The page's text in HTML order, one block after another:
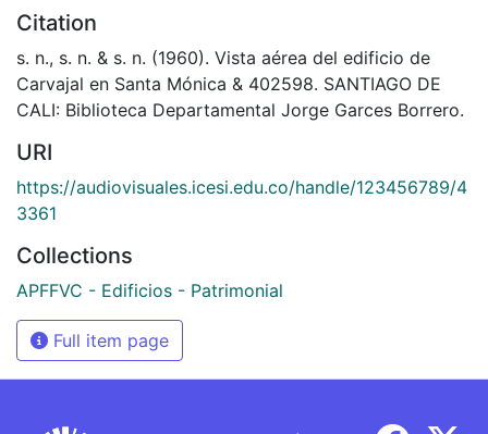
Citation
s. n., s. n. & s. n. (1960). Vista aérea del edificio de
Carvajal en Santa Mónica & 402598. SANTIAGO DE
CALI: Biblioteca Departamental Jorge Garces Borrero.
URI
https://audiovisuales.icesi.edu.co/handle/123456789/4
3361
Collections
APFFVC - Edificios - Patrimonial
Full item page